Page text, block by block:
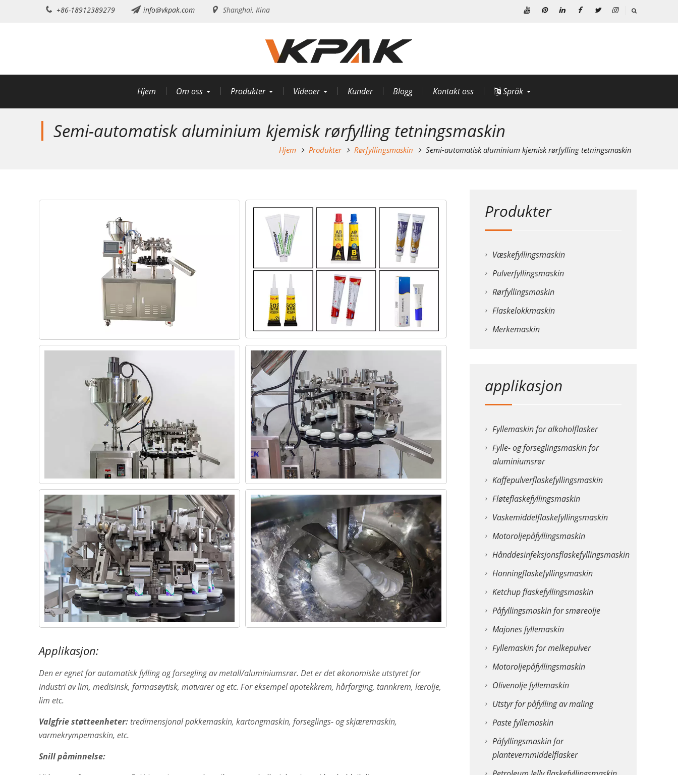
+86-18912389279 info@vkpak.com Shanghai, Kina
Hjem Om oss Produkter Videoer Kunder Blogg Kontakt oss Språk
Semi-automatisk aluminium kjemisk rørfylling tetningsmaskin
Hjem Produkter Rørfyllingsmaskin Semi-automatisk aluminium kjemisk rørfylling tetningsmaskin
Applikasjon:
Den er egnet for automatisk fylling og forsegling av metall/aluminiumsrør. Det er det økonomiske utstyret for
industri av lim, medisinsk, farmasøytisk, matvarer og etc. For eksempel apotekkrem, hårfarging, tannkrem, lærolje,
lim etc.
Valgfrie støtteenheter:tredimensjonal pakkemaskin, kartongmaskin, forseglings- og skjæremaskin,
varmekrympemaskin, etc.
Snill påminnelse:
Produkter
Væskefyllingsmaskin
Pulverfyllingsmaskin
Rørfyllingsmaskin
Flaskelokkmaskin
Merkemaskin
applikasjon
Fyllemaskin for alkoholflasker
Fylle- og forseglingsmaskin for
aluminiumsrør
Kaffepulverflaskefyllingsmaskin
Fløteflaskefyllingsmaskin
Vaskemiddelflaskefyllingsmaskin
Motoroljepåfyllingsmaskin
Hånddesinfeksjonsflaskefyllingsmaskin
Honningflaskefyllingsmaskin
Ketchup flaskefyllingsmaskin
Påfyllingsmaskin for smøreolje
Majones fyllemaskin
Fyllemaskin for melkepulver
Motoroljepåfyllingsmaskin
Olivenolje fyllemaskin
Utstyr for påfylling av maling
Paste fyllemaskin
Påfyllingsmaskin for
plantevernmiddelflasker